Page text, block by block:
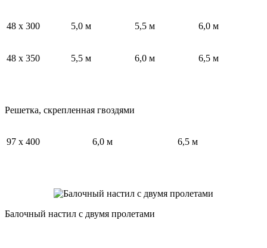
48 х 300 5,0 м 5,5 м 6,0 м
48 х 350 5,5 м 6,0 м 6,5 м
Решетка, скрепленная гвоздями
97 х 400 6,0 м 6,5 м
Балочный настил с двумя пролетами